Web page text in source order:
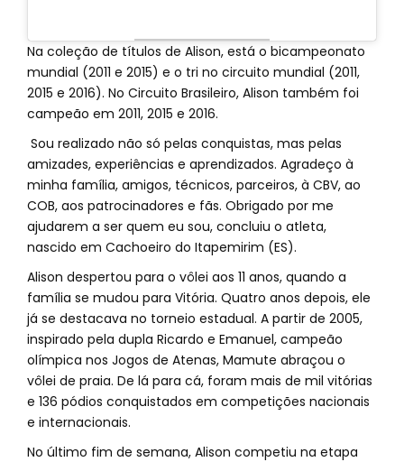
Na coleção de títulos de Alison, está o bicampeonato
mundial (2011 e 2015) e o tri no circuito mundial (2011,
2015 e 2016). No Circuito Brasileiro, Alison também foi
campeão em 2011, 2015 e 2016.
Sou realizado não só pelas conquistas, mas pelas
amizades, experiências e aprendizados. Agradeço à
minha família, amigos, técnicos, parceiros, à CBV, ao
COB, aos patrocinadores e fãs. Obrigado por me
ajudarem a ser quem eu sou, concluiu o atleta,
nascido em Cachoeiro do Itapemirim (ES).
Alison despertou para o vôlei aos 11 anos, quando a
família se mudou para Vitória. Quatro anos depois, ele
já se destacava no torneio estadual. A partir de 2005,
inspirado pela dupla Ricardo e Emanuel, campeão
olímpica nos Jogos de Atenas, Mamute abraçou o
vôlei de praia. De lá para cá, foram mais de mil vitórias
e 136 pódios conquistados em competições nacionais
e internacionais.
No último fim de semana, Alison competiu na etapa